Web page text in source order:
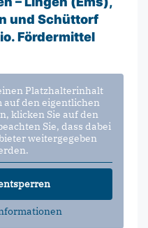
und Schüttorf
Fördermittel
Platzhalterinhalt
auf den eigentlichen
klicken Sie auf den
Sie, dass dabei
weitergegeben